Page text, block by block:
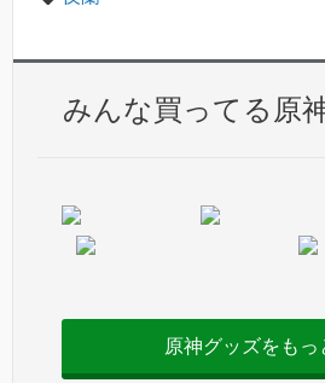
みんな買ってる原
原神グッズをもっ